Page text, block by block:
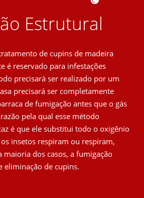
Estrutural
de cupins de madeira
é reservado para infestações
precisará ser realizado por um
precisará ser completamente
de fumigação antes que o gás
pela qual esse método
é que ele substitui todo o oxigênio
insetos respiram ou respiram,
maioria dos casos, a fumigação
eliminação de cupins.